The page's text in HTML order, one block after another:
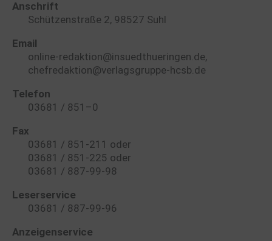
Anschrift
Schützenstraße 2, 98527 Suhl
Email
online-redaktion@insuedthueringen.de,
chefredaktion@verlagsgruppe-hcsb.de
Telefon
03681 / 851–0
Fax
03681 / 851-211 oder
03681 / 851-225 oder
03681 / 887-99-98
Leserservice
03681 / 887-99-96
Anzeigenservice